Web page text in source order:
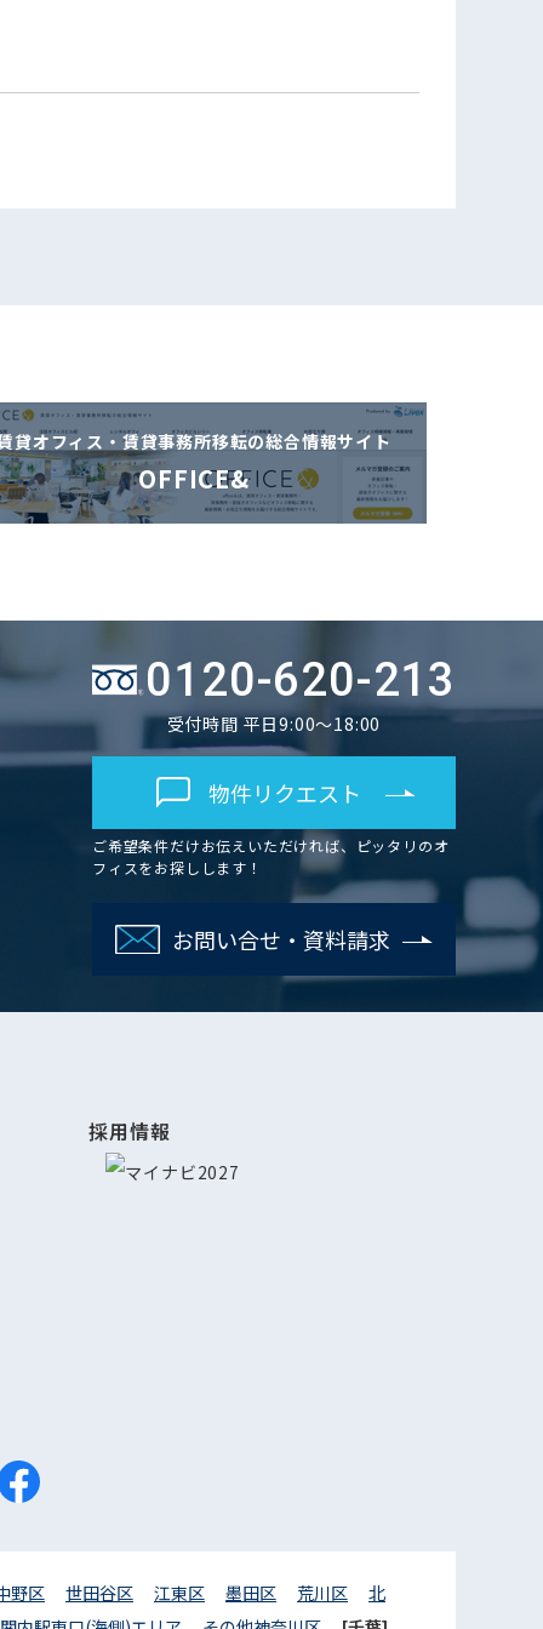
貸オフィス・賃貸事務所移転の総合情報サイト
OFFICE&
0120-620-213
受付時間 平日9:00～18:00
物件リクエスト
ご希望条件だけお伝えいただければ、ピッタリのオ
フィスをお探しします！
お問い合せ・資料請求
採用情報
野区 世田谷区 江東区 墨田区 荒川区
北